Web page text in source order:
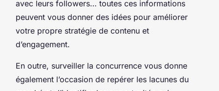
avec leurs followers… toutes ces informations
peuvent vous donner des idées pour améliorer
votre propre stratégie de contenu et
d’engagement.
En outre, surveiller la concurrence vous donne
également l’occasion de repérer les lacunes du